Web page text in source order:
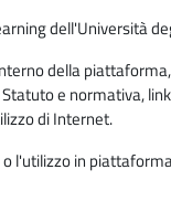
dell'Università
della
e normativa, link
di Internet.
l'utilizzo in